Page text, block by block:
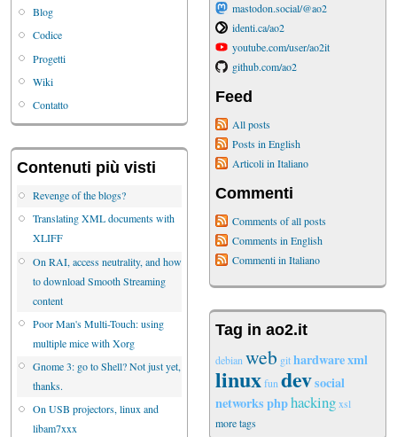
Blog
Codice
Progetti
Wiki
Contatto
Contenuti più visti
Revenge of the blogs?
Translating XML documents with
XLIFF
On RAI, access neutrality, and how
to download Smooth Streaming
content
Poor Man's Multi-Touch: using
multiple mice with Xorg
Gnome 3: go to Shell? Not just yet,
thanks.
On USB projectors, linux and
libam7xxx
mastodon.social/@ao2
identi.ca/ao2
youtube.com/user/ao2it
github.com/ao2
Feed
All posts
Posts in English
Articoli in Italiano
Commenti
Comments of all posts
Comments in English
Commenti in Italiano
Tag in ao2.it
debian web githardwarexml
linuxfun devsocial
networksphphackingxsl
more tags